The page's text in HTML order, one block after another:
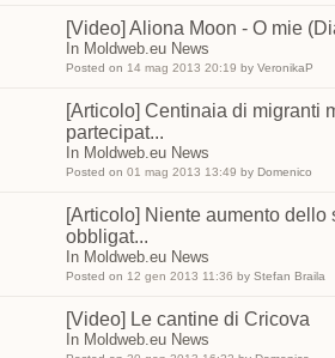
[Video] Aliona Moon - O mie
In Moldweb.eu News
Posted on 14 mag 2013 20:19 by VeronikaP
[Articolo] Centinaia di migranti
partecipat...
In Moldweb.eu News
Posted on 01 mag 2013 13:49 by Domenico
[Articolo] Niente aumento dello
obbligat...
In Moldweb.eu News
Posted on 12 gen 2013 11:36 by Stefan Braila
[Video] Le cantine di Cricova
In Moldweb.eu News